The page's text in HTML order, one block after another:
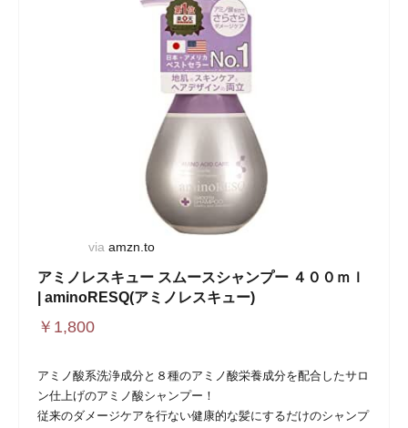
via amzn.to
アミノレスキュー スムースシャンプー ４００ｍｌ
| aminoRESQ(アミノレスキュー)
￥ 1,800
アミノ酸系洗浄成分と８種のアミノ酸栄養成分を配合したサロ
ン仕上げのアミノ酸シャンプー！
従来のダメージケアを行ない健康的な髪にするだけのシャンプ